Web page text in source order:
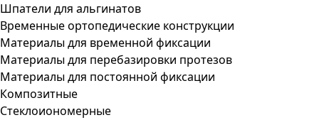
Шпатели для альгинатов
Временные ортопедические конструкции
Материалы для временной фиксации
Материалы для перебазировки протезов
Материалы для постоянной фиксации
Композитные
Стеклоиономерные